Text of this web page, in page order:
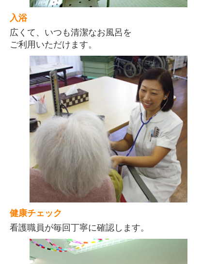
入浴
広くて、いつも清潔なお風呂を
ご利用いただけます。
健康チェック
看護職員が毎回丁寧に確認します。